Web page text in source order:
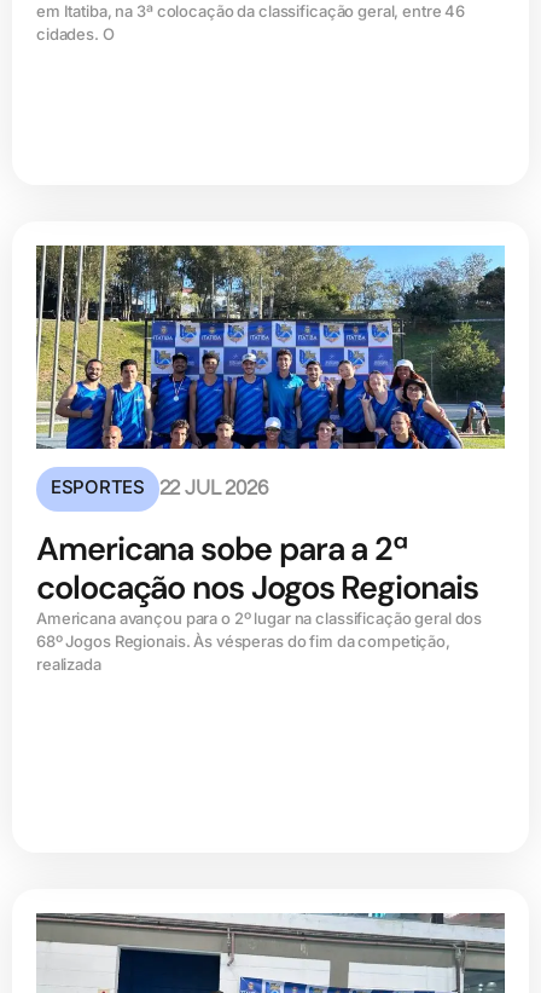
em Itatiba, na 3ª colocação da classificação geral, entre 46
cidades. O
ESPORTES 22 JUL 2026
Americana sobe para a 2ª
colocação nos Jogos Regionais
Americana avançou para o 2º lugar na classificação geral dos
68º Jogos Regionais. Às vésperas do fim da competição,
realizada